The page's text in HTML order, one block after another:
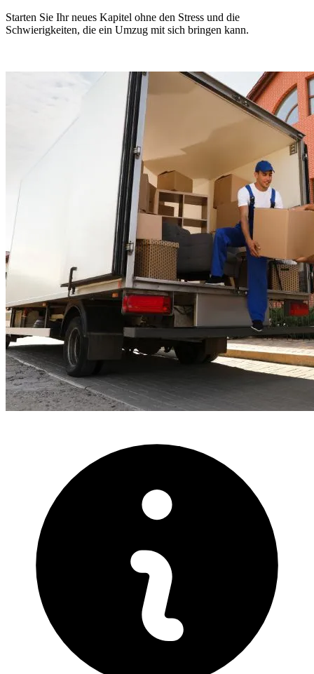
Starten Sie Ihr neues Kapitel ohne den Stress und die
Schwierigkeiten, die ein Umzug mit sich bringen kann.